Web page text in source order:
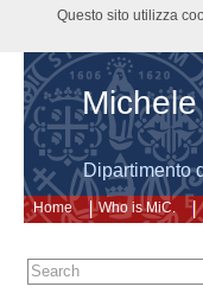
Dipartimento
Home Who is MiC.
Questo sito utilizza